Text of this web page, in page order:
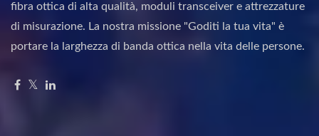
fibra ottica di alta qualità, moduli transceiver e attrezzature
di misurazione. La nostra missione "Goditi la tua vita" è
portare la larghezza di banda ottica nella vita delle persone.